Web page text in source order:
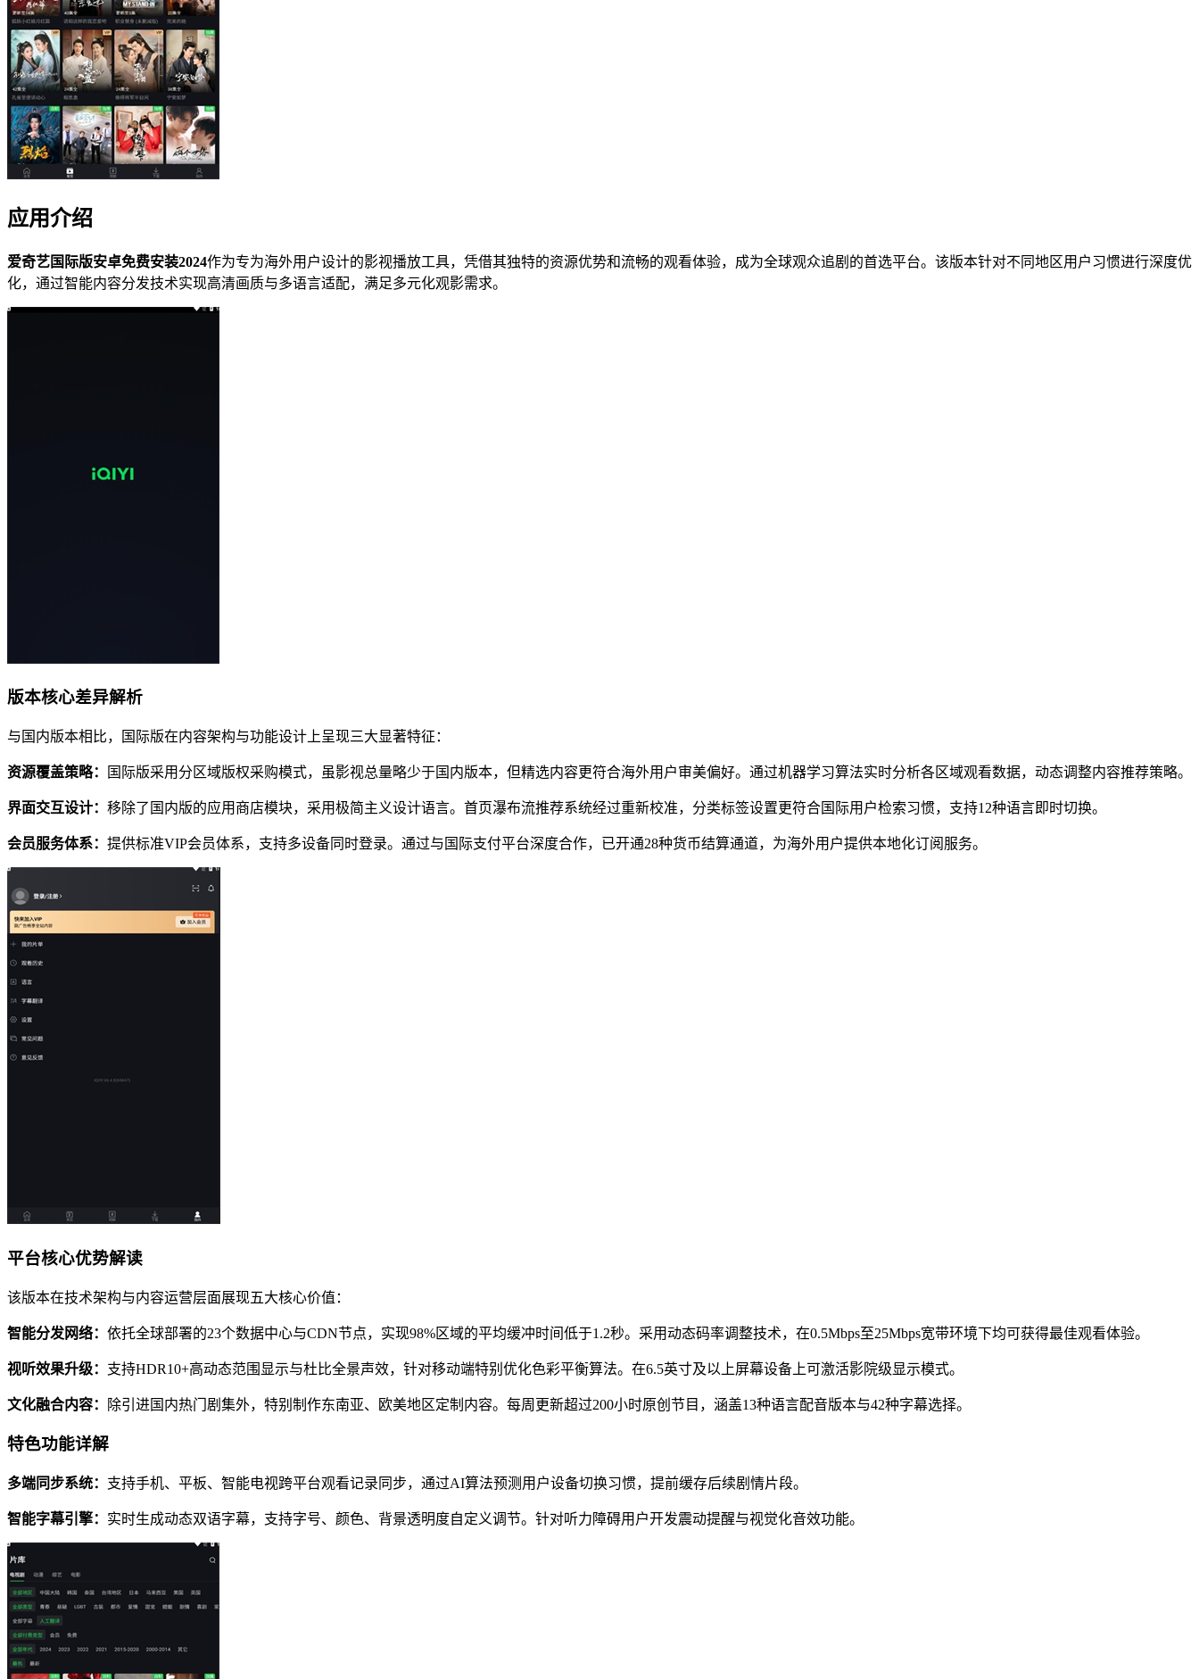
应用介绍
爱奇艺国际版安卓免费安装2024作为专为海外用户设计的影视播放工具，凭借其独特的资源优势和流畅的观看体验，成为全球观众追剧的首选平台。该版本针对不同地区用户习惯进行深度优
化，通过智能内容分发技术实现高清画质与多语言适配，满足多元化观影需求。
版本核心差异解析
与国内版本相比，国际版在内容架构与功能设计上呈现三大显著特征：
资源覆盖策略： 国际版采用分区域版权采购模式，虽影视总量略少于国内版本，但精选内容更符合海外用户审美偏好。通过机器学习算法实时分析各区域观看数据，动态调整内容推荐策略。
界面交互设计： 移除了国内版的应用商店模块，采用极简主义设计语言。首页瀑布流推荐系统经过重新校准，分类标签设置更符合国际用户检索习惯，支持12种语言即时切换。
会员服务体系： 提供标准VIP会员体系，支持多设备同时登录。通过与国际支付平台深度合作，已开通28种货币结算通道，为海外用户提供本地化订阅服务。
平台核心优势解读
该版本在技术架构与内容运营层面展现五大核心价值：
智能分发网络： 依托全球部署的23个数据中心与CDN节点，实现98%区域的平均缓冲时间低于1.2秒。采用动态码率调整技术，在0.5Mbps至25Mbps宽带环境下均可获得最佳观看体验。
视听效果升级： 支持HDR10+高动态范围显示与杜比全景声效，针对移动端特别优化色彩平衡算法。在6.5英寸及以上屏幕设备上可激活影院级显示模式。
文化融合内容： 除引进国内热门剧集外，特别制作东南亚、欧美地区定制内容。每周更新超过200小时原创节目，涵盖13种语言配音版本与42种字幕选择。
特色功能详解
多端同步系统： 支持手机、平板、智能电视跨平台观看记录同步，通过AI算法预测用户设备切换习惯，提前缓存后续剧情片段。
智能字幕引擎： 实时生成动态双语字幕，支持字号、颜色、背景透明度自定义调节。针对听力障碍用户开发震动提醒与视觉化音效功能。